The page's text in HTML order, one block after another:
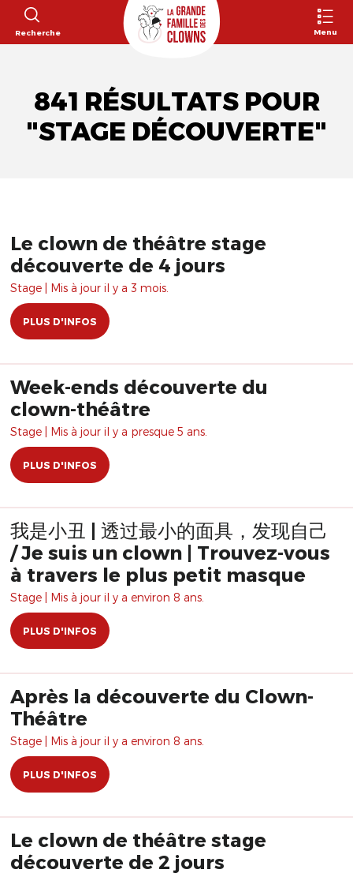
Recherche Menu
841 RÉSULTATS POUR
"STAGE DÉCOUVERTE"
Le clown de théâtre stage
découverte de 4 jours
Stage | Mis à jour il y a 3 mois.
PLUS D'INFOS
Week-ends découverte du
clown-théâtre
Stage | Mis à jour il y a presque 5 ans.
PLUS D'INFOS
我是小丑 | 透过最小的面具，发现自己
/ Je suis un clown | Trouvez-vous
à travers le plus petit masque
Stage | Mis à jour il y a environ 8 ans.
PLUS D'INFOS
Après la découverte du Clown-
Théâtre
Stage | Mis à jour il y a environ 8 ans.
PLUS D'INFOS
Le clown de théâtre stage
découverte de 2 jours